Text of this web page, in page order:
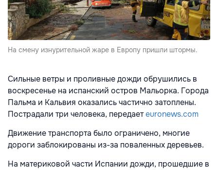
На смену изнурительной жаре в Европу пришли штормы.
Сильные ветры и проливные дожди обрушились в
воскресенье на испанский остров Мальорка. Города
Пальма и Кальвия оказались частично затоплены.
Пострадали три человека, передаетeuronews.com
Движение транспорта было ограничено, многие
дороги заблокированы из-за поваленных деревьев.
На материковой части Испании дожди, прошедшие в